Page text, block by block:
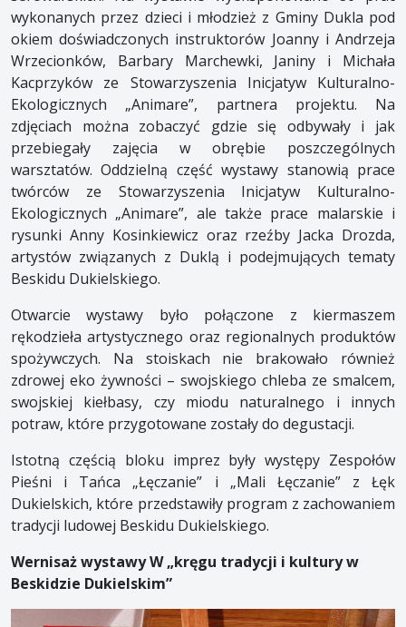
wykonanych przez dzieci i młodzież z Gminy Dukla pod
okiem doświadczonych instruktorów Joanny i Andrzeja
Wrzecionków, Barbary Marchewki, Janiny i Michała
Kacprzyków ze Stowarzyszenia Inicjatyw Kulturalno-
Ekologicznych „Animare”, partnera projektu. Na
zdjęciach można zobaczyć gdzie się odbywały i jak
przebiegały zajęcia w obrębie poszczególnych
warsztatów. Oddzielną część wystawy stanowią prace
twórców ze Stowarzyszenia Inicjatyw Kulturalno-
Ekologicznych „Animare”, ale także prace malarskie i
rysunki Anny Kosinkiewicz oraz rzeźby Jacka Drozda,
artystów związanych z Duklą i podejmujących tematy
Beskidu Dukielskiego.
Otwarcie wystawy było połączone z kiermaszem
rękodzieła artystycznego oraz regionalnych produktów
spożywczych. Na stoiskach nie brakowało również
zdrowej eko żywności – swojskiego chleba ze smalcem,
swojskiej kiełbasy, czy miodu naturalnego i innych
potraw, które przygotowane zostały do degustacji.
Istotną częścią bloku imprez były występy Zespołów
Pieśni i Tańca „Łęczanie” i „Mali Łęczanie” z Łęk
Dukielskich, które przedstawiły program z zachowaniem
tradycji ludowej Beskidu Dukielskiego.
Wernisaż wystawy W „kręgu tradycji i kultury w
Beskidzie Dukielskim”